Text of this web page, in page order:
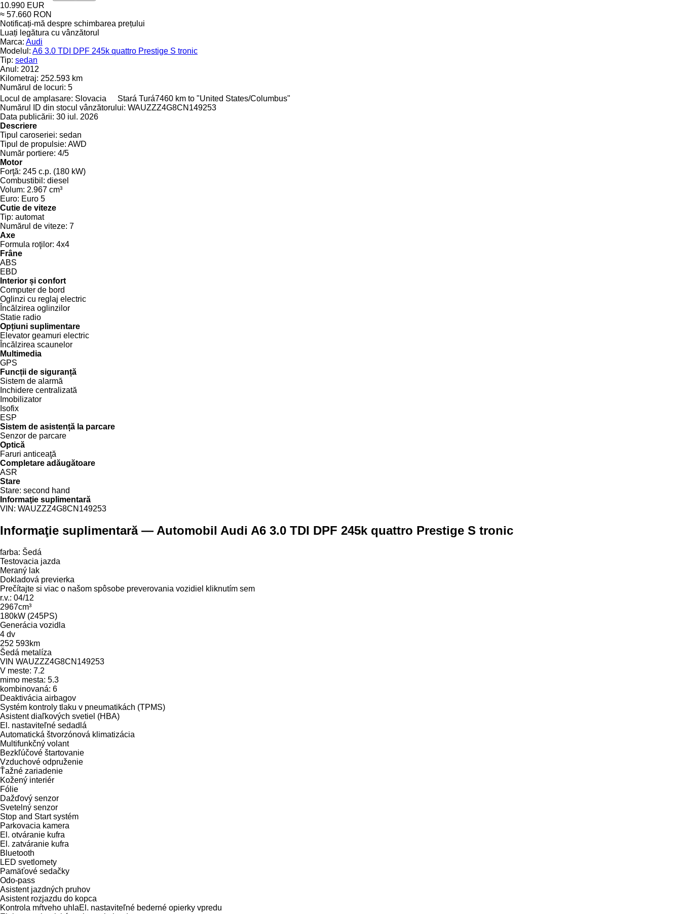
10.990 EUR
≈ 57.660 RON
Notificați-mă despre schimbarea prețului
Luați legătura cu vânzătorul
Marca: Audi
Modelul: A6 3.0 TDI DPF 245k quattro Prestige S tronic
Tip: sedan
Anul: 2012
Kilometraj: 252.593 km
Numărul de locuri: 5
Locul de amplasare: Slovacia Stará Turá7460 km to "United States/Columbus"
Numărul ID din stocul vânzătorului: WAUZZZ4G8CN149253
Data publicării: 30 iul. 2026
Descriere
Tipul caroseriei: sedan
Tipul de propulsie: AWD
Număr portiere: 4/5
Motor
Forţă: 245 c.p. (180 kW)
Combustibil: diesel
Volum: 2.967 cm³
Euro: Euro 5
Cutie de viteze
Tip: automat
Numărul de viteze: 7
Axe
Formula roţilor: 4x4
Frâne
ABS
EBD
Interior și confort
Computer de bord
Oglinzi cu reglaj electric
Încălzirea oglinzilor
Statie radio
Opțiuni suplimentare
Elevator geamuri electric
Încălzirea scaunelor
Multimedia
GPS
Funcții de siguranță
Sistem de alarmă
Inchidere centralizată
Imobilizator
Isofix
ESP
Sistem de asistență la parcare
Senzor de parcare
Optică
Faruri anticeaţă
Completare adăugătoare
ASR
Stare
Stare: second hand
Informaţie suplimentară
VIN: WAUZZZ4G8CN149253
Informaţie suplimentară — Automobil Audi A6 3.0 TDI DPF 245k quattro Prestige S tronic
farba: Šedá
Testovacia jazda
Meraný lak
Dokladová previerka
Prečítajte si viac o našom spôsobe preverovania vozidiel kliknutím sem
r.v.: 04/12
2967cm³
180kW (245PS)
Generácia vozidla
4 dv
252 593km
Šedá metalíza
VIN WAUZZZ4G8CN149253
V meste: 7.2
mimo mesta: 5.3
kombinovaná: 6
Deaktivácia airbagov
Systém kontroly tlaku v pneumatikách (TPMS)
Asistent diaľkových svetiel (HBA)
El. nastaviteľné sedadlá
Automatická štvorzónová klimatizácia
Multifunkčný volant
Bezkľúčové štartovanie
Vzduchové odpruženie
Ťažné zariadenie
Kožený interiér
Fólie
Dažďový senzor
Svetelný senzor
Stop and Start systém
Parkovacia kamera
El. otváranie kufra
El. zatváranie kufra
Bluetooth
LED svetlomety
Pamäťové sedačky
Odo-pass
Asistent jazdných pruhov
Asistent rozjazdu do kopca
Kontrola mŕtveho uhlaEl. nastaviteľné bederné opierky vpredu